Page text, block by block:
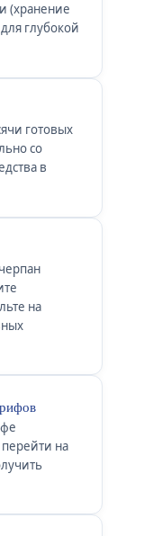
(хранение
глубокой
готовых
со
в
на
на